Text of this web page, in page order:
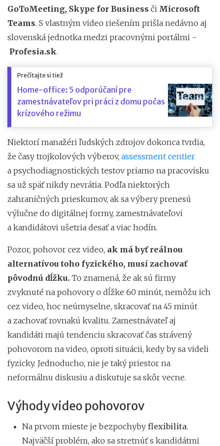
GoToMeeting, Skype for Business či Microsoft
Teams. S vlastným video riešením prišla nedávno aj
slovenská jednotka medzi pracovnými portálmi -
Profesia.sk.
Prečítajte si tiež
Home-office: 5 odporúčaní pre
zamestnávateľov pri práci z domu počas
krízového režimu
Niektorí manažéri ľudských zdrojov dokonca tvrdia,
že časy trojkolových výberov, assessment centier
a psychodiagnostických testov priamo na pracovisku
sa už späť nikdy nevrátia. Podľa niektorých
zahraničných prieskumov, ak sa výbery prenesú
výlučne do digitálnej formy, zamestnávateľovi
a kandidátovi ušetria desať a viac hodín.
Pozor, pohovor cez video, ak má byť reálnou
alternatívou toho fyzického, musí zachovať
pôvodnú dĺžku. To znamená, že ak sú firmy
zvyknuté na pohovory o dĺžke 60 minút, nemôžu ich
cez video, hoc neúmyselne, skracovať na 45 minút
a zachovať rovnakú kvalitu. Zamestnávateľ aj
kandidáti majú tendenciu skracovať čas strávený
pohovorom na video, oproti situácii, kedy by sa videli
fyzicky. Jednoducho, nie je taký priestor na
neformálnu diskusiu a diskutuje sa skôr vecne.
Výhody video pohovorov
Na prvom mieste je bezpochyby flexibilita.
Najväčší problém, ako sa stretnúť s kandidátmi